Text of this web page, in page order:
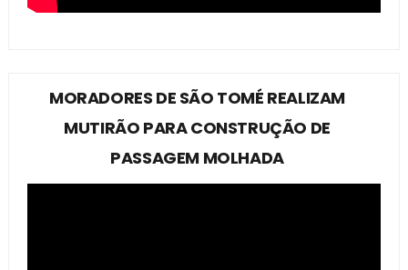
MORADORES DE SÃO TOMÉ REALIZAM
MUTIRÃO PARA CONSTRUÇÃO DE
PASSAGEM MOLHADA